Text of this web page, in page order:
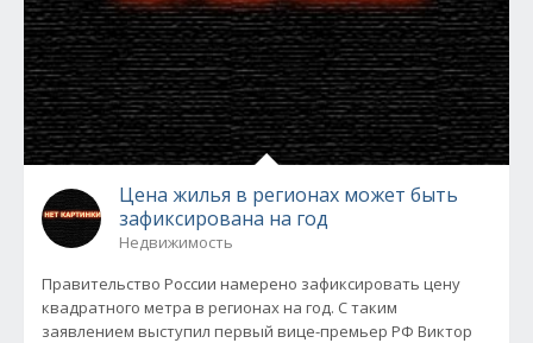
Цена жилья в регионах может быть
зафиксирована на год
Недвижимость
Правительство России намерено зафиксировать цену
квадратного метра в регионах на год. С таким
заявлением выступил первый вице-премьер РФ Виктор